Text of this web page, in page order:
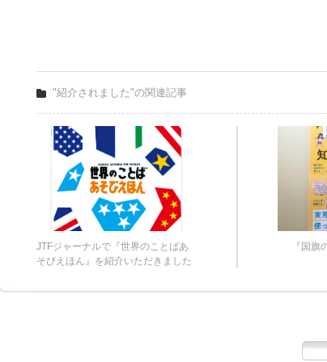
"紹介されました"の関連記事
JTFジャーナルで『世界のことばあ
そびえほん』を紹介いただきました
『国